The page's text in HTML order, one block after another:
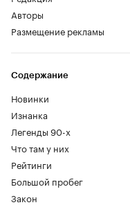
Авторы
Размещение рекламы
Содержание
Новинки
Изнанка
Легенды 90-х
Что там у них
Рейтинги
Большой пробег
Закон